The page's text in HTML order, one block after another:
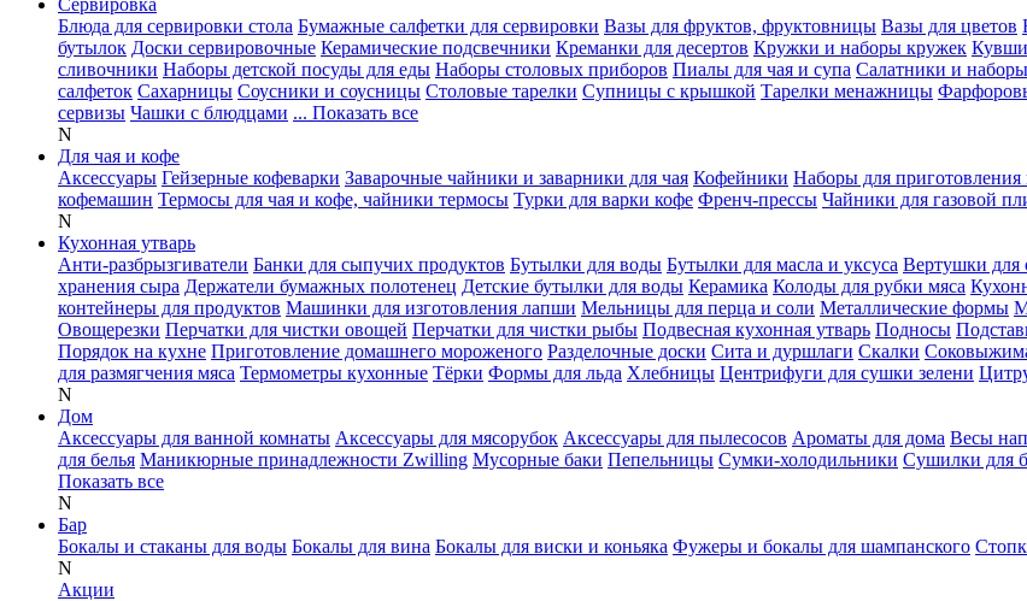
Сервировка
Блюда для сервировки стола Бумажные салфетки для сервировки Вазы для фруктов, фруктовницы Вазы для цветов
бутылок Доски сервировочные Керамические подсвечники Креманки для десертов Кружки и наборы кружек
сливочники Наборы детской посуды для еды Наборы столовых приборов Пиалы для чая и супа Салатники и
салфеток Сахарницы Соусники и соусницы Столовые тарелки Супницы с крышкой Тарелки менажницы
сервизы Чашки с блюдцами ... Показать все
N
Для чая и кофе
Аксессуары Гейзерные кофеварки Заварочные чайники и заварники для чая Кофейники Наборы для приготовления
кофемашин Термосы для чая и кофе, чайники термосы Турки для варки кофе Френч-прессы Чайники для газовой
N
Кухонная утварь
Анти-разбрызгиватели Банки для сыпучих продуктов Бутылки для воды Бутылки для масла и уксуса Вертушки для
хранения сыра Держатели бумажных полотенец Детские бутылки для воды Керамика Колоды для рубки мяса
контейнеры для продуктов Машинки для изготовления лапши Мельницы для перца и соли Металлические формы
Овощерезки Перчатки для чистки овощей Перчатки для чистки рыбы Подвесная кухонная утварь Подносы
Порядок на кухне Приготовление домашнего мороженого Разделочные доски Сита и дуршлаги Скалки
для размягчения мяса Термометры кухонные Тёрки Формы для льда Хлебницы Центрифуги для сушки зелени
N
Дом
Аксессуары для ванной комнаты Аксессуары для мясорубок Аксессуары для пылесосов Ароматы для дома Весы
для белья Маникюрные принадлежности Zwilling Мусорные баки Пепельницы Сумки-холодильники Сушилки для
Показать все
N
Бар
Бокалы и стаканы для воды Бокалы для вина Бокалы для виски и коньяка Фужеры и бокалы для шампанского
N
Акции